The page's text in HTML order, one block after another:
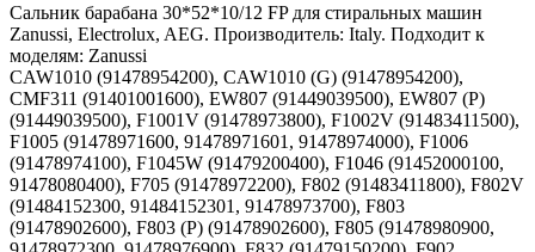
Сальник барабана 30*52*10/12 FP для стиральных машин
Zanussi, Electrolux, AEG. Производитель: Italy. Подходит к
моделям: Zanussi
CAW1010 (91478954200), CAW1010 (G) (91478954200),
CMF311 (91401001600), EW807 (91449039500), EW807 (P)
(91449039500), F1001V (91478973800), F1002V (91483411500),
F1005 (91478971600, 91478971601, 91478974000), F1006
(91478974100), F1045W (91479200400), F1046 (91452000100,
91478080400), F705 (91478972200), F802 (91483411800), F802V
(91484152300, 91484152301, 91478973700), F803
(91478902600), F803 (P) (91478902600), F805 (91478980900,